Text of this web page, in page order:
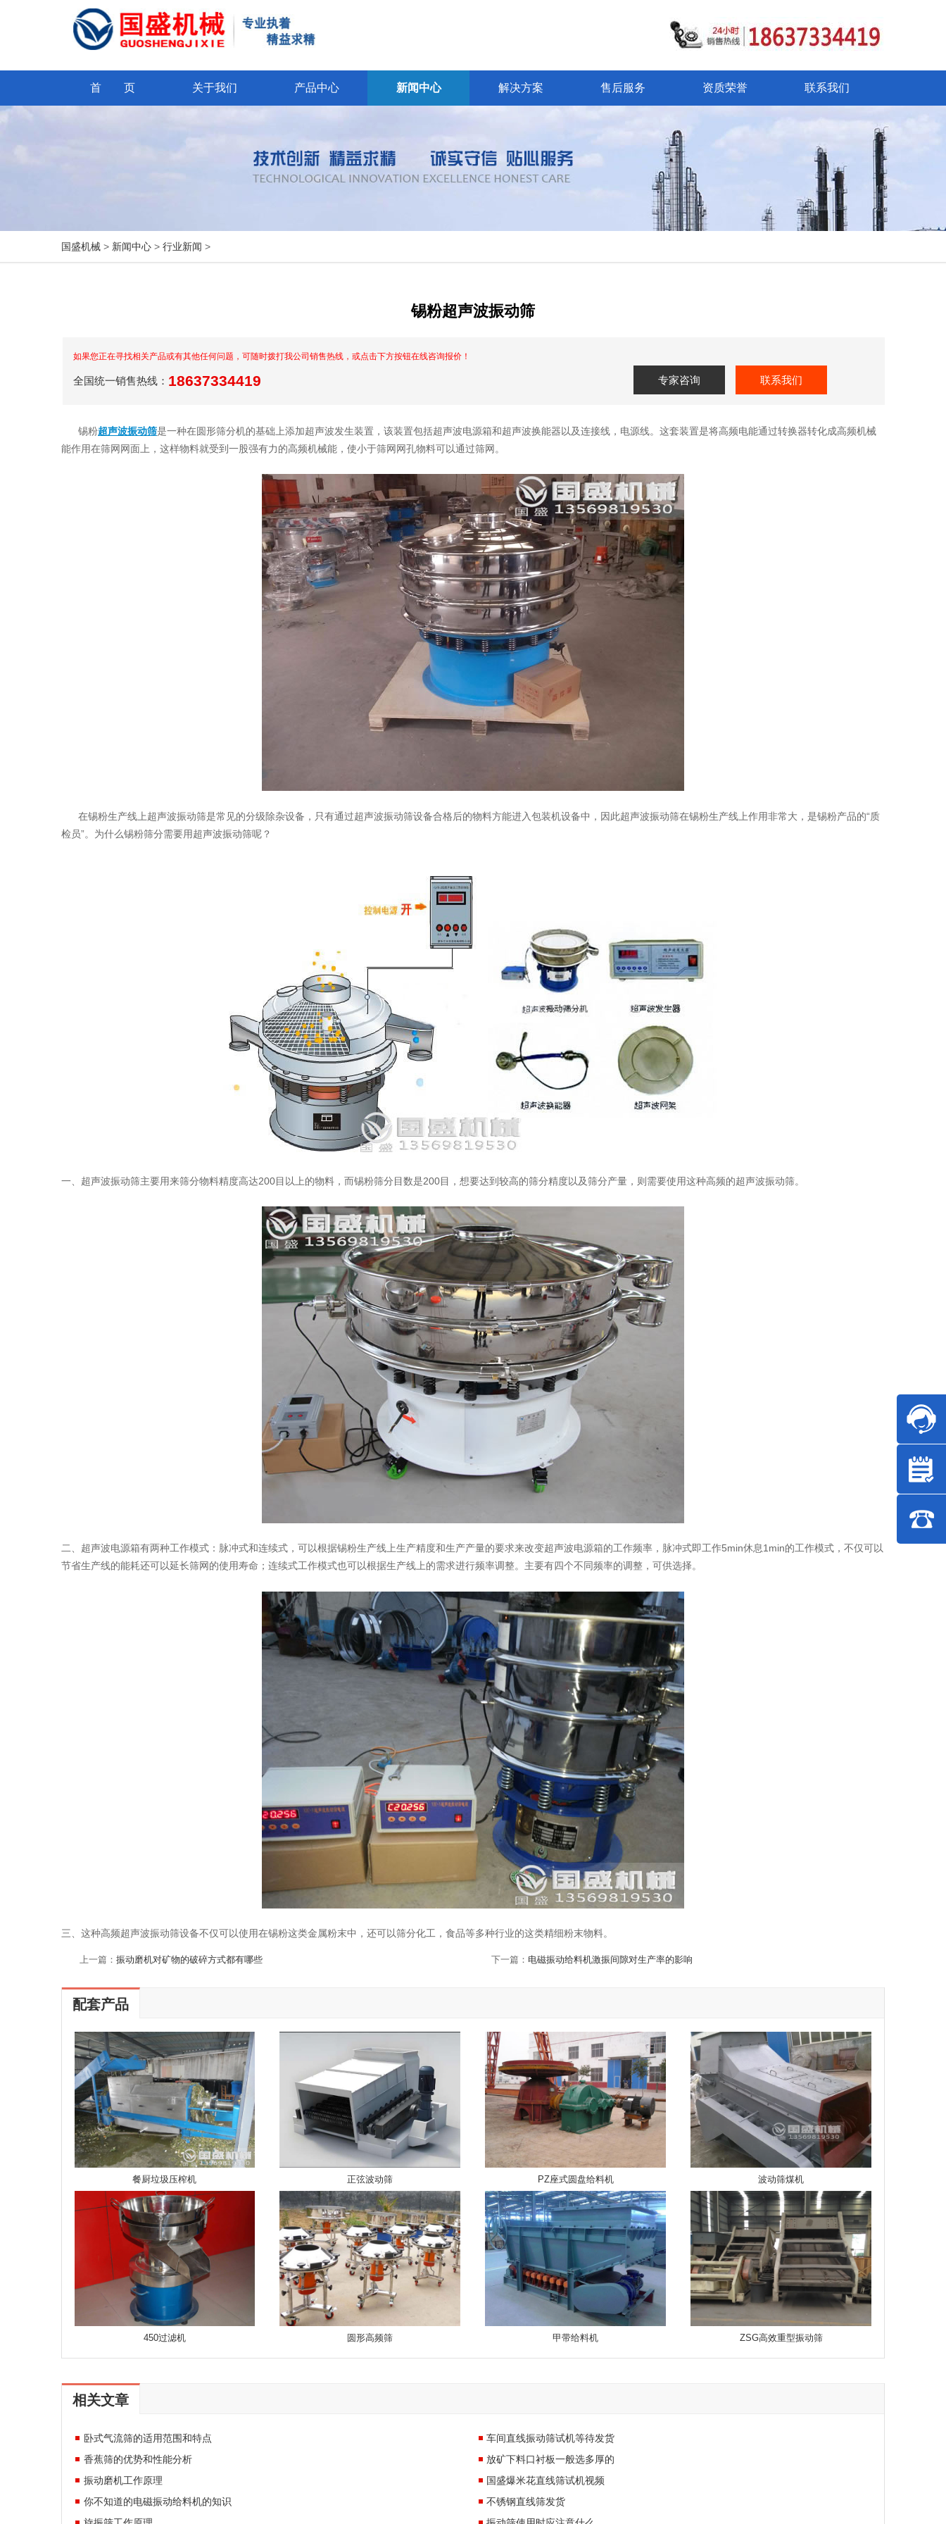
首 页 关于我们 产品中心 新闻中心 解决方案 售后服务 资质荣誉 联系我们
国盛机械 > 新闻中心 > 行业新闻 >
锡粉超声波振动筛
如果您正在寻找相关产品或有其他任何问题，可随时拨打我公司销售热线，或点击下方按钮在线咨询报价！
全国统一销售热线： 18637334419 专家咨询 联系我们
锡粉超声波振动筛是一种在圆形筛分机的基础上添加超声波发生装置，该装置包括超声波电源箱和超声波换能器以及连接线，电源线。这套装置是将高频电能通过转换器转化成高频机械
能作用在筛网网面上，这样物料就受到一股强有力的高频机械能，使小于筛网网孔物料可以通过筛网。
在锡粉生产线上超声波振动筛是常见的分级除杂设备，只有通过超声波振动筛设备合格后的物料方能进入包装机设备中，因此超声波振动筛在锡粉生产线上作用非常大，是锡粉产品的“质
检员”。为什么锡粉筛分需要用超声波振动筛呢？
一、超声波振动筛主要用来筛分物料精度高达200目以上的物料，而锡粉筛分目数是200目，想要达到较高的筛分精度以及筛分产量，则需要使用这种高频的超声波振动筛。
二、超声波电源箱有两种工作模式：脉冲式和连续式，可以根据锡粉生产线上生产精度和生产产量的要求来改变超声波电源箱的工作频率，脉冲式即工作5min休息1min的工作模式，不仅可以
节省生产线的能耗还可以延长筛网的使用寿命；连续式工作模式也可以根据生产线上的需求进行频率调整。主要有四个不同频率的调整，可供选择。
三、这种高频超声波振动筛设备不仅可以使用在锡粉这类金属粉末中，还可以筛分化工，食品等多种行业的这类精细粉末物料。
上一篇： 振动磨机对矿物的破碎方式都有哪些 下一篇： 电磁振动给料机激振间隙对生产率的影响
配套产品
餐厨垃圾压榨机 正弦波动筛 PZ座式圆盘给料机 波动筛煤机
450过滤机 圆形高频筛 甲带给料机 ZSG高效重型振动筛
相关文章
卧式气流筛的适用范围和特点
车间直线振动筛试机等待发货
香蕉筛的优势和性能分析
放矿下料口衬板一般选多厚的
振动磨机工作原理
国盛爆米花直线筛试机视频
你不知道的电磁振动给料机的知识
不锈钢直线筛发货